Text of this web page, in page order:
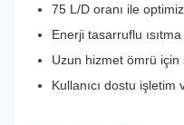
75 L/D oranı ile
Enerji tasarruflu
Uzun hizmet ömrü için
Kullanıcı dostu işletim